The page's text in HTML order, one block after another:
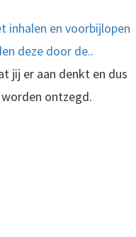
inhalen en voorbijlopen
deze door de..
jij er aan denkt en dus
ontzegd.